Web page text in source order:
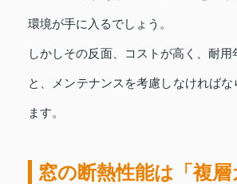
環境が手に入るでしょう。
しかしその反面、コストが高く、耐
と、メンテナンスを考慮しなければな
ます。
窓の断熱性能は「複層